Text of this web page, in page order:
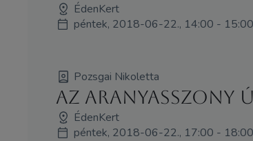
ÉdenKert
péntek, 2018-06-22., 14:00 - 15:00
Pozsgai Nikoletta
Az AranyAsszony
ÉdenKert
péntek, 2018-06-22., 17:00 - 18:00